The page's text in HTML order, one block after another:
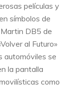
películas y
símbolos de
DB5 de
al Futuro»
automóviles se
la pantalla
como